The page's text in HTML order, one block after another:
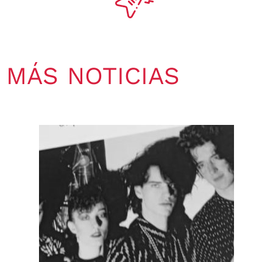
MÁS NOTICIAS